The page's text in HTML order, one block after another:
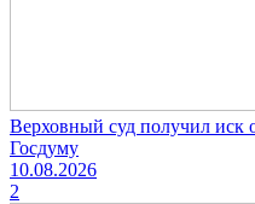
Верховный суд получил иск
Госдуму
10.08.2026
2